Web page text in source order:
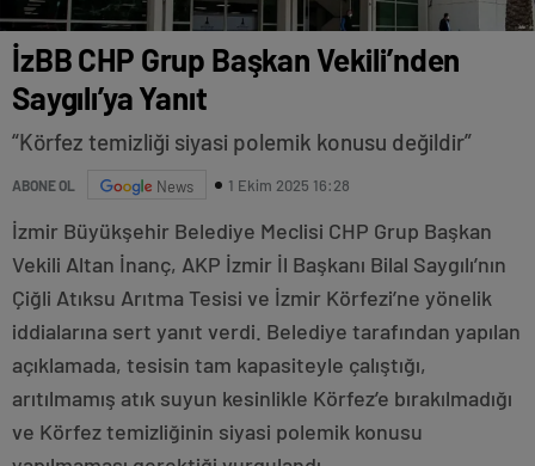
İzBB CHP Grup Başkan Vekili’nden
Saygılı’ya Yanıt
“Körfez temizliği siyasi polemik konusu değildir”
ABONE OL News 1 Ekim 2025 16:28
İzmir Büyükşehir Belediye Meclisi CHP Grup Başkan
Vekili Altan İnanç, AKP İzmir İl Başkanı Bilal Saygılı’nın
Çiğli Atıksu Arıtma Tesisi ve İzmir Körfezi’ne yönelik
iddialarına sert yanıt verdi. Belediye tarafından yapılan
açıklamada, tesisin tam kapasiteyle çalıştığı,
arıtılmamış atık suyun kesinlikle Körfez’e bırakılmadığı
ve Körfez temizliğinin siyasi polemik konusu